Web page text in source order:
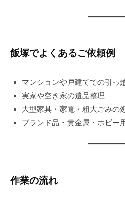
飯塚でよくあるご依頼例
マンションや戸建てでの引っ
実家や空き家の遺品整理
大型家具・家電・粗大ごみの
ブランド品・貴金属・ホビー
作業の流れ